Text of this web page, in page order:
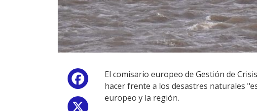
Facebook
El comisario europeo de Gestión de
hacer frente a los desastres naturales
europeo y la región.